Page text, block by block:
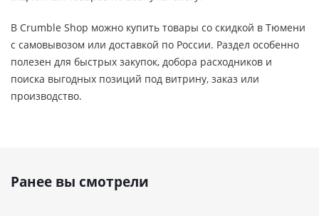
В Crumble Shop можно купить товары со скидкой в Тюмени
с самовывозом или доставкой по России. Раздел особенно
полезен для быстрых закупок, добора расходников и
поиска выгодных позиций под витрину, заказ или
производство.
Ранее вы смотрели